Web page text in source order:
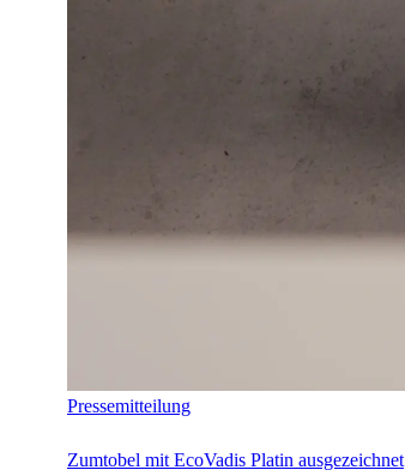
Pressemitteilung
Zumtobel mit EcoVadis Platin ausgezeichnet